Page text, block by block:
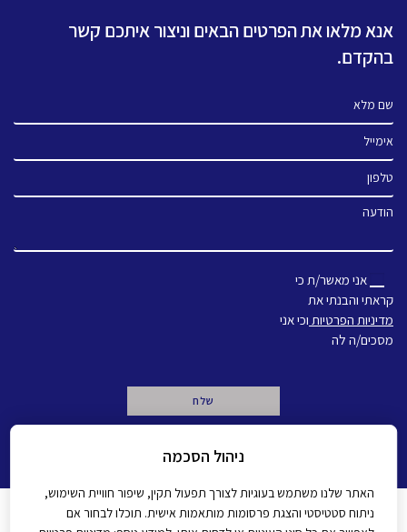
אנא מלאו את הפרטים הבאים וניצור איתכם קשר
בהקדם.
שם מלא
אימייל
טלפון
הודעה
אני מאשר/ת כי
קראתי והבנתי את
מדיניות הפרטיות וכי אני
מסכים/ה לה
מדיניות פרטיות הצהרת נגישות
ניהול הסכמה
האתר שלנו משתמש בעוגיות לצורך תפעול תקין, שיפור חוויית השימוש,
ניתוח סטטיסטי והצגת פרסומות מותאמות אישית. תוכלו לבחור אם